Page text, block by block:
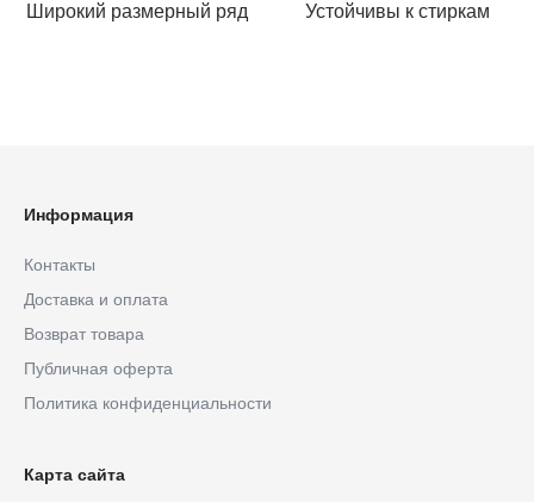
Широкий размерный ряд Устойчивы к стиркам
Информация
Контакты
Доставка и оплата
Возврат товара
Публичная оферта
Политика конфиденциальности
Карта сайта